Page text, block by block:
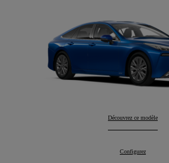
Mirai:
Découvrez ce modèle
Mirai:
Configurez